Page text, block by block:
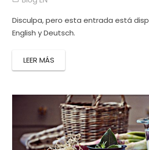
Disculpa, pero esta entrada está
English y Deutsch.
LEER MÁS